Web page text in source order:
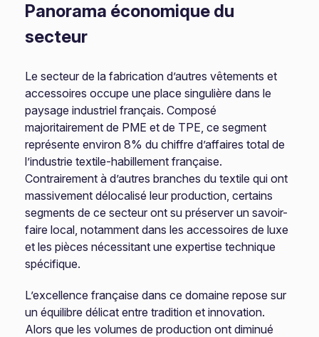
Panorama économique du
secteur
Le secteur de la fabrication d’autres vêtements et
accessoires occupe une place singulière dans le
paysage industriel français. Composé
majoritairement de PME et de TPE, ce segment
représente environ 8% du chiffre d’affaires total de
l’industrie textile-habillement française.
Contrairement à d’autres branches du textile qui ont
massivement délocalisé leur production, certains
segments de ce secteur ont su préserver un savoir-
faire local, notamment dans les accessoires de luxe
et les pièces nécessitant une expertise technique
spécifique.
L’excellence française dans ce domaine repose sur
un équilibre délicat entre tradition et innovation.
Alors que les volumes de production ont diminué